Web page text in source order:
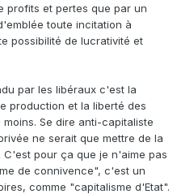
profits et pertes que par un
toute incitation à
possibilité de lucrativité et
par les libéraux c'est la
production et la liberté des
Se dire anti-capitaliste
ne serait que mettre de la
pour ça que je n'aime pas
de connivence", c'est un
comme "capitalisme d'Etat".